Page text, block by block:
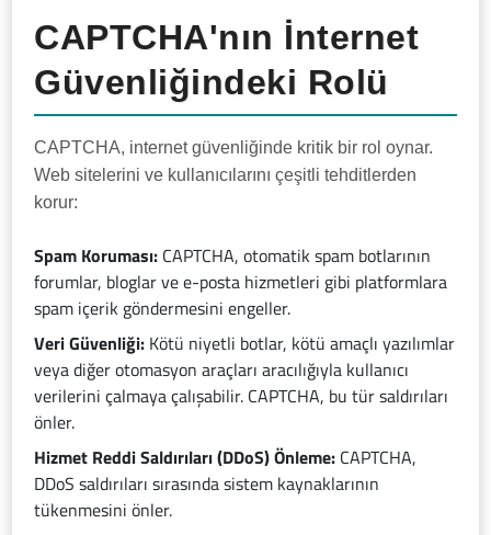
CAPTCHA'nın İnternet
Güvenliğindeki Rolü
CAPTCHA, internet güvenliğinde kritik bir rol oynar.
Web sitelerini ve kullanıcılarını çeşitli tehditlerden
korur:
Spam Koruması: CAPTCHA, otomatik spam botlarının
forumlar, bloglar ve e-posta hizmetleri gibi platformlara
spam içerik göndermesini engeller.
Veri Güvenliği: Kötü niyetli botlar, kötü amaçlı yazılımlar
veya diğer otomasyon araçları aracılığıyla kullanıcı
verilerini çalmaya çalışabilir. CAPTCHA, bu tür saldırıları
önler.
Hizmet Reddi Saldırıları (DDoS) Önleme: CAPTCHA,
DDoS saldırıları sırasında sistem kaynaklarının
tükenmesini önler.